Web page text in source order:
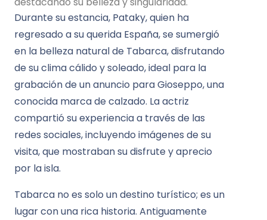
Durante su estancia, Pataky, quien ha
regresado a su querida España, se sumergió
en la belleza natural de Tabarca, disfrutando
de su clima cálido y soleado, ideal para la
grabación de un anuncio para Gioseppo, una
conocida marca de calzado. La actriz
compartió su experiencia a través de las
redes sociales, incluyendo imágenes de su
visita, que mostraban su disfrute y aprecio
por la isla.
Tabarca no es solo un destino turístico; es un
lugar con una rica historia. Antiguamente